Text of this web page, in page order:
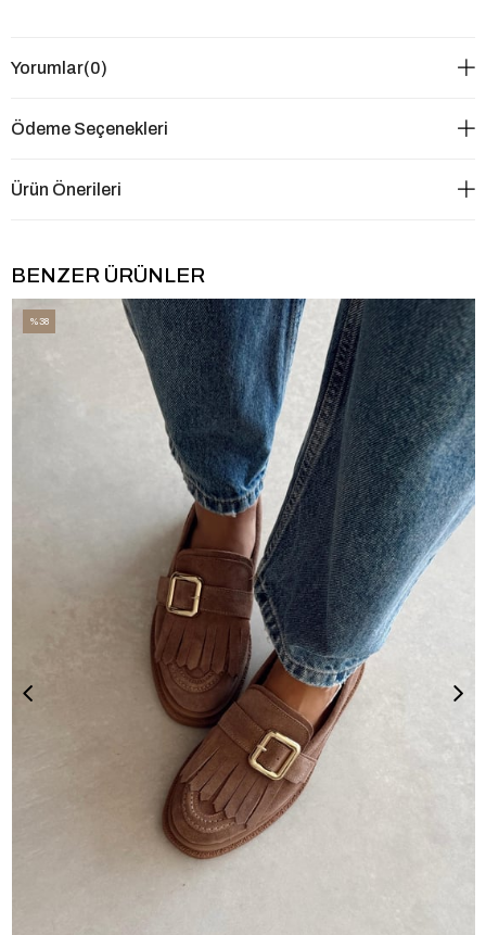
Yorumlar(0)
Ödeme Seçenekleri
Ürün Önerileri
BENZER ÜRÜNLER
%38